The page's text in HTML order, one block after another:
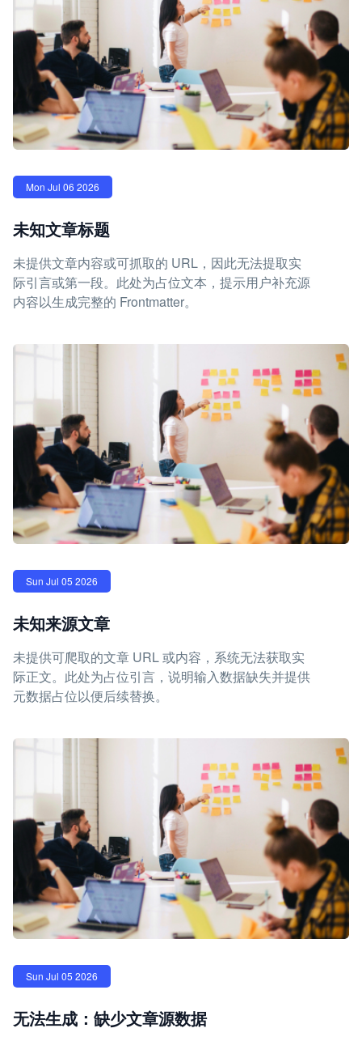
Mon Jul 06 2026
未知文章标题
未提供文章内容或可抓取的 URL，因此无法提取实
际引言或第一段。此处为占位文本，提示用户补充源
内容以生成完整的 Frontmatter。
Sun Jul 05 2026
未知来源文章
未提供可爬取的文章 URL 或内容，系统无法获取实
际正文。此处为占位引言，说明输入数据缺失并提供
元数据占位以便后续替换。
Sun Jul 05 2026
无法生成：缺少文章源数据